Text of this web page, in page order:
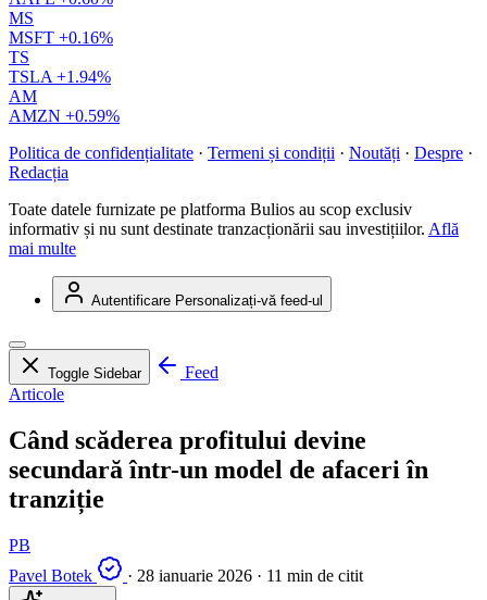
MS
MSFT +0.16%
TS
TSLA +1.94%
AM
AMZN +0.59%
Politica de confidențialitate · Termeni și condiții · Noutăți · Despre ·
Redacția
Toate datele furnizate pe platforma Bulios au scop exclusiv
informativ și nu sunt destinate tranzacționării sau investițiilor. Află
mai multe
Autentificare Personalizați-vă feed-ul
Toggle Sidebar
Feed
Articole
Când scăderea profitului devine
secundară într-un model de afaceri în
tranziție
PB
Pavel Botek
· 28 ianuarie 2026 · 11 min de citit